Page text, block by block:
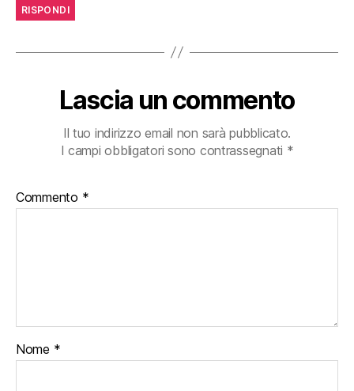
RISPONDI
Lascia un commento
Il tuo indirizzo email non sarà pubblicato.
I campi obbligatori sono contrassegnati *
Commento *
Nome *